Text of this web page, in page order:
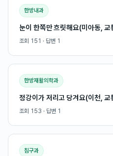
한방내과
눈이 한쪽만 흐릿해요(미아동, 교
조회 151 · 답변 1
한방재활의학과
정강이가 저리고 당겨요(이천, 교
조회 153 · 답변 1
침구과